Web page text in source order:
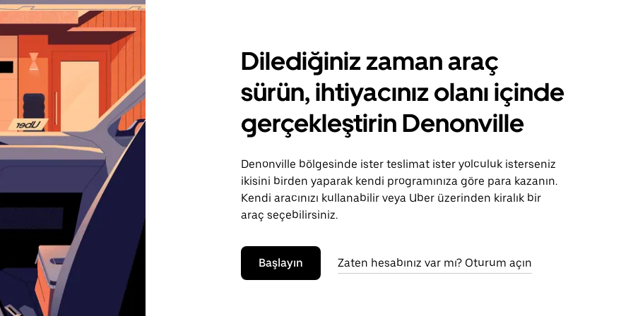
Dilediğiniz zaman araç
sürün, ihtiyacınız olanı içinde
gerçekleştirin Denonville
Denonville bölgesinde ister teslimat ister yolculuk isterseniz
ikisini birden yaparak kendi programınıza göre para kazanın.
Kendi aracınızı kullanabilir veya Uber üzerinden kiralık bir
araç seçebilirsiniz.
Başlayın Zaten hesabınız var mı? Oturum açın